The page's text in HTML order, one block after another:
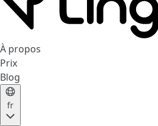
À propos
Prix
Blog
fr